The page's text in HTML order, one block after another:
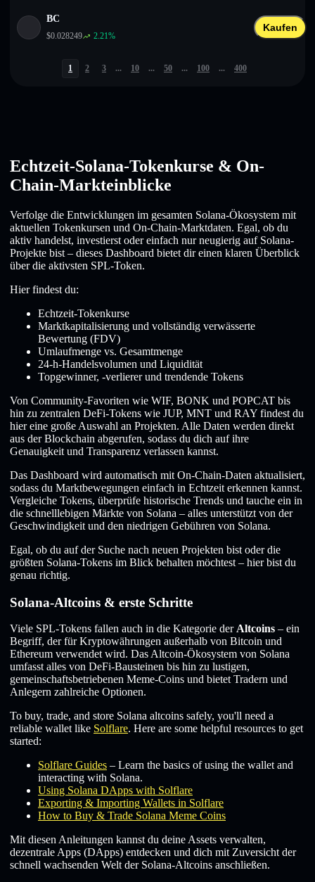
BC
$0.028249 2.21%
Kaufen
1 2 3 ... 10 ... 50 ... 100 ... 400
Echtzeit-Solana-Tokenkurse & On-
Chain-Markteinblicke
Verfolge die Entwicklungen im gesamten Solana-Ökosystem mit
aktuellen Tokenkursen und On-Chain-Marktdaten. Egal, ob du
aktiv handelst, investierst oder einfach nur neugierig auf Solana-
Projekte bist – dieses Dashboard bietet dir einen klaren Überblick
über die aktivsten SPL-Token.
Hier findest du:
Echtzeit-Tokenkurse
Marktkapitalisierung und vollständig verwässerte
Bewertung (FDV)
Umlaufmenge vs. Gesamtmenge
24-h-Handelsvolumen und Liquidität
Topgewinner, -verlierer und trendende Tokens
Von Community-Favoriten wie WIF, BONK und POPCAT bis
hin zu zentralen DeFi-Tokens wie JUP, MNT und RAY findest du
hier eine große Auswahl an Projekten. Alle Daten werden direkt
aus der Blockchain abgerufen, sodass du dich auf ihre
Genauigkeit und Transparenz verlassen kannst.
Das Dashboard wird automatisch mit On-Chain-Daten aktualisiert,
sodass du Marktbewegungen einfach in Echtzeit erkennen kannst.
Vergleiche Tokens, überprüfe historische Trends und tauche ein in
die schnelllebigen Märkte von Solana – alles unterstützt von der
Geschwindigkeit und den niedrigen Gebühren von Solana.
Egal, ob du auf der Suche nach neuen Projekten bist oder die
größten Solana-Tokens im Blick behalten möchtest – hier bist du
genau richtig.
Solana-Altcoins & erste Schritte
Viele SPL-Tokens fallen auch in die Kategorie der Altcoins – ein
Begriff, der für Kryptowährungen außerhalb von Bitcoin und
Ethereum verwendet wird. Das Altcoin-Ökosystem von Solana
umfasst alles von DeFi-Bausteinen bis hin zu lustigen,
gemeinschaftsbetriebenen Meme-Coins und bietet Tradern und
Anlegern zahlreiche Optionen.
To buy, trade, and store Solana altcoins safely, you'll need a
reliable wallet like Solflare. Here are some helpful resources to get
started:
Solflare Guides – Learn the basics of using the wallet and
interacting with Solana.
Using Solana DApps with Solflare
Exporting & Importing Wallets in Solflare
How to Buy & Trade Solana Meme Coins
Mit diesen Anleitungen kannst du deine Assets verwalten,
dezentrale Apps (DApps) entdecken und dich mit Zuversicht der
schnell wachsenden Welt der Solana-Altcoins anschließen.